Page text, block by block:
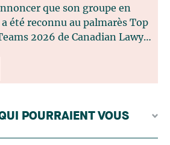
que son groupe en
été reconnu au palmarès Top
2026 de Canadian Lawyer.
fondé sur des nominations
d'associations juridiques et de
composé de praticiens
de la famille provenant de
Cette distinction
POURRAIENT VOUS